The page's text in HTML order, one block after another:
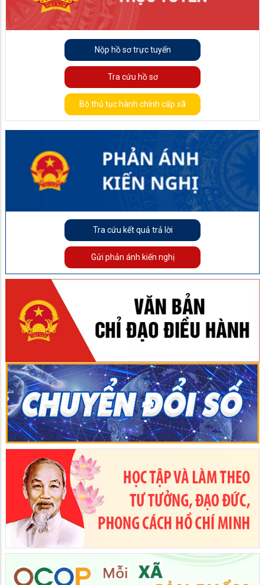
Nộp hồ sơ trực tuyến
Tra cứu hồ sơ
Bộ thủ tục hành chính cấp xã
Tra cứu kết quả trả lời
Gửi phản ánh kiến nghị